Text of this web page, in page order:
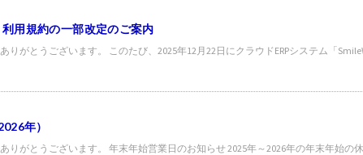
用規約の一部改定のご案内
がとうございます。 このたび、2025年12月22日にクラウドERPシステム「
年）
りがとうございます。 年末年始営業日のお知らせ 2025年～2026年の年末年始